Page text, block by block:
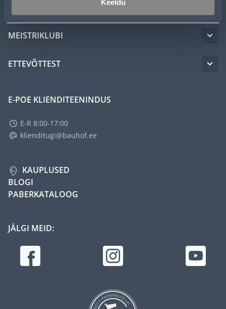
Keeldu
MEISTRIKLUBI
ETTEVÕTTEST
E-POE KLIENDITEENINDUS
E-R 8:00-17:00
klienditugi@bauhof.ee
KAUPLUSED
BLOGI
PABERKATALOOG
JÄLGI MEID: